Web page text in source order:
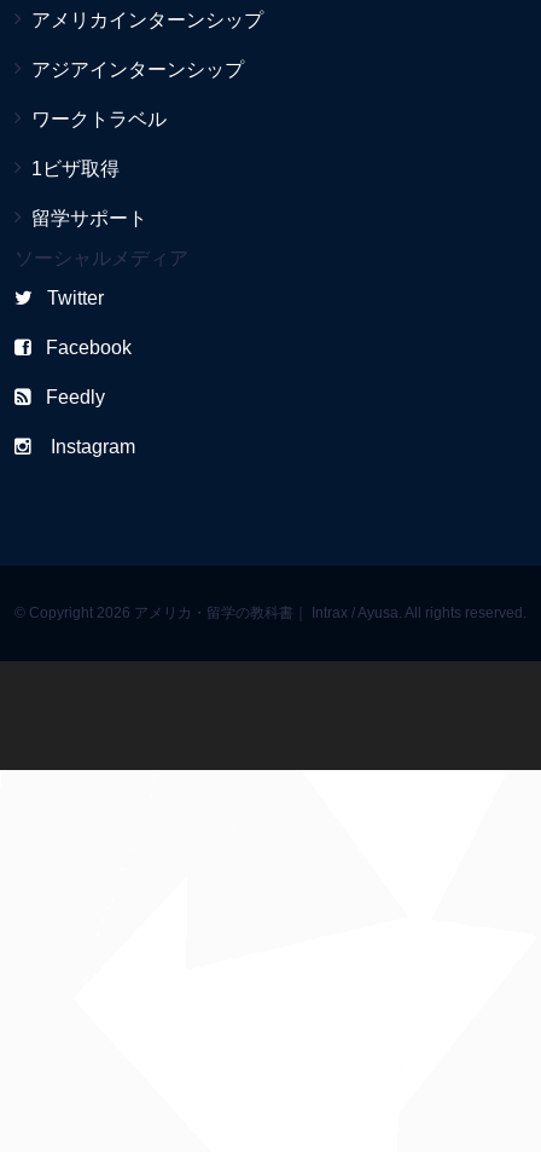
アメリカインターンシップ
アジアインターンシップ
ワークトラベル
1ビザ取得
留学サポート
ソーシャルメディア
Twitter
Facebook
Feedly
Instagram
© Copyright 2026 アメリカ・留学の教科書｜ Intrax / Ayusa. All rights reserved.